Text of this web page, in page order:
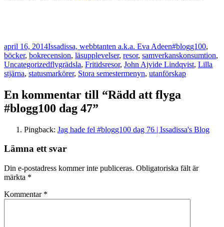
Postat
april 16, 2014Författare
Issadissa, webbtanten a.k.a. Eva AdeenKategorier
#blogg100,
böcker, bokrecension, läsupplevelser, resor, samverkanskonsumtion,
UncategorizedTaggar
flygrädsla, Fritidsresor, John Ajvide Lindqvist, Lilla
stjärna, statusmarkörer, Stora semestermenyn, utanförskap
En kommentar till “Rädd att flyga
#blogg100 dag 47”
Pingback: Jag hade fel #blogg100 dag 76 | Issadissa's Blog
Lämna ett svar
Din e-postadress kommer inte publiceras. Obligatoriska fält är
märkta *
Kommentar *